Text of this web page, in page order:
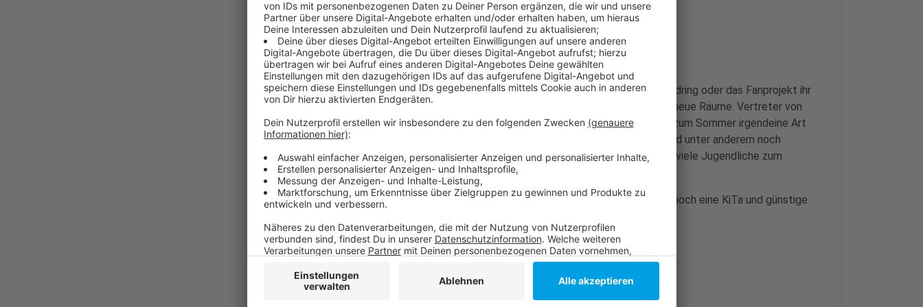
Veröffentlicht:Freitag, 07.02.2020 06:42
Anzeige
Im Haus der Jugend haben verschiedene Verbände wie der Jugendring oder das Fanprojekt ihr
Zuhause - vom Jugendring hören wir: Man brauche jetzt dringend neue Räume. Vertreter von
Stadt und Jugendring haben sich aber zuversichtlich gezeigt, bis zum Sommer irgendeine Art
von Übergangslösung gefunden zu haben. Für die nächste Zeit sind unter anderem noch
verschiedene Aktionen zur Kommunalwahl geplant, um möglichst viele Jugendliche zum
Mitmachen zu bewegen.
Im neuen Haus der Jugend soll es dann in zwei Jahren zusätzlich noch eine KiTa und günstige